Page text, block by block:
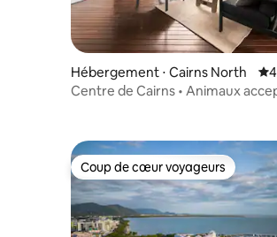
Hébergement ⋅ Cairns North
Centre de Cairns • Animaux
Coup de cœur voyageurs
Coup de cœur voyageurs